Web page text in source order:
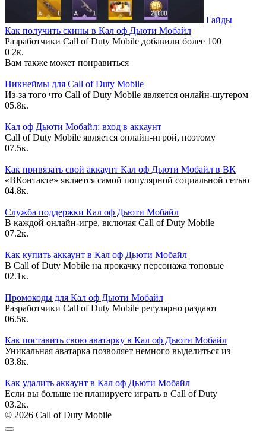
Гайды
Как получить скины в Кал оф Дьюти Мобайл
Разработчики Call of Duty Mobile добавили более 100
0 2к.
Вам также может понравиться
Никнеймы для Call of Duty Mobile
Из-за того что Call of Duty Mobile является онлайн-шутером
05.8к.
Кал оф Дьюти Мобайл: вход в аккаунт
Call of Duty Mobile является онлайн-игрой, поэтому
07.5к.
Как привязать свой аккаунт Кал оф Дьюти Мобайл в ВК
«ВКонтакте» является самой популярной социальной сетью
04.8к.
Служба поддержки Кал оф Дьюти Мобайл
В каждой онлайн-игре, включая Call of Duty Mobile
07.2к.
Как купить аккаунт в Кал оф Дьюти Мобайл
В Call of Duty Mobile на прокачку персонажа топовые
02.1к.
Промокоды для Кал оф Дьюти Мобайл
Разработчики Call of Duty Mobile регулярно раздают
06.5к.
Как поставить свою аватарку в Кал оф Дьюти Мобайл
Уникальная аватарка позволяет немного выделиться из
03.8к.
Как удалить аккаунт в Кал оф Дьюти Мобайл
Если вы больше не планируете играть в Call of Duty
03.2к.
© 2026 Call of Duty Mobile